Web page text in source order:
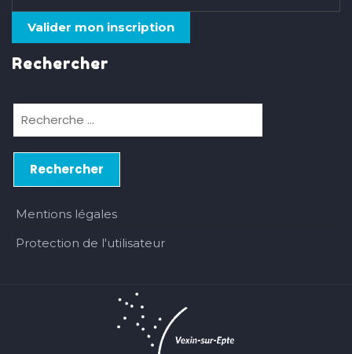
Rechercher
Mentions légales
Protection de l'utilisateur